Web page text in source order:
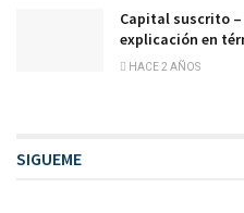
Capital suscrito
explicación en
HACE 2 AÑOS
SIGUEME